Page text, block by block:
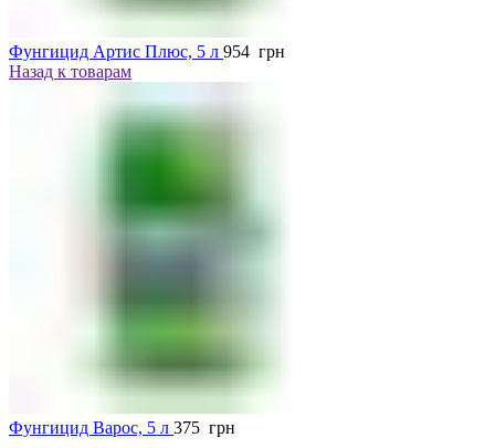
Фунгицид Артис Плюс, 5 л 954 грн
Назад к товарам
Фунгицид Варос, 5 л 375 грн